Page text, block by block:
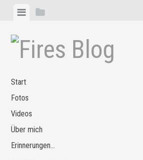
Zum
springen
MenüSeitenleiste
Start
Fotos
Videos
Über mich
Erinnerungen…